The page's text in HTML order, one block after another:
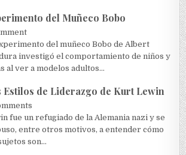
del Muñeco Bobo
del muñeco Bobo de Albert
investigó el comportamiento de niños y
al ver a modelos adultos...
Estilos de Liderazgo de Kurt Lewin
fue un refugiado de la Alemania nazi y se
entre otros motivos, a entender cómo
son...